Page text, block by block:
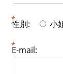
性別: 小
E-mail: